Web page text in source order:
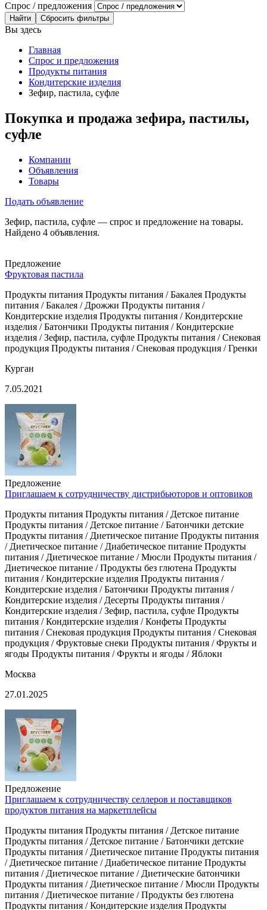
Спрос / предложения
Сбросить фильтры
Вы здесь
Главная
Спрос и предложения
Продукты питания
Кондитерские изделия
Зефир, пастила, суфле
Покупка и продажа зефира, пастилы,
суфле
Компании
Объявления
Товары
Подать объявление
Зефир, пастила, суфле — спрос и предложение на товары.
Найдено 4 объявления.
Предложение
Фруктовая пастила
Продукты питания Продукты питания / Бакалея Продукты
питания / Бакалея / Дрожжи Продукты питания /
Кондитерские изделия Продукты питания / Кондитерские
изделия / Батончики Продукты питания / Кондитерские
изделия / Зефир, пастила, суфле Продукты питания / Снековая
продукция Продукты питания / Снековая продукция / Гренки
Курган
7.05.2021
Предложение
Приглашаем к сотрудничеству дистрибьюторов и оптовиков
Продукты питания Продукты питания / Детское питание
Продукты питания / Детское питание / Батончики детские
Продукты питания / Диетическое питание Продукты питания
/ Диетическое питание / Диабетическое питание Продукты
питания / Диетическое питание / Мюсли Продукты питания /
Диетическое питание / Продукты без глютена Продукты
питания / Кондитерские изделия Продукты питания /
Кондитерские изделия / Батончики Продукты питания /
Кондитерские изделия / Десерты Продукты питания /
Кондитерские изделия / Зефир, пастила, суфле Продукты
питания / Кондитерские изделия / Конфеты Продукты
питания / Снековая продукция Продукты питания / Снековая
продукция / Фруктовые снеки Продукты питания / Фрукты и
ягоды Продукты питания / Фрукты и ягоды / Яблоки
Москва
27.01.2025
Предложение
Приглашаем к сотрудничеству селлеров и поставщиков
продуктов питания на маркетплейсы
Продукты питания Продукты питания / Детское питание
Продукты питания / Детское питание / Батончики детские
Продукты питания / Диетическое питание Продукты питания
/ Диетическое питание / Диабетическое питание Продукты
питания / Диетическое питание / Диетические батончики
Продукты питания / Диетическое питание / Мюсли Продукты
питания / Диетическое питание / Продукты без глютена
Продукты питания / Кондитерские изделия Продукты